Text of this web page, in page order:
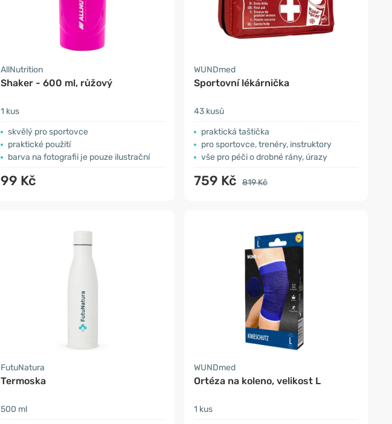
AllNutrition
Shaker - 600 ml, růžový
1 kus
skvělý pro sportovce
praktické použití
barva na fotografii je pouze ilustrační
99 Kč
WUNDmed
Sportovní lékárnička
43 kusů
praktická taštička
pro sportovce, trenéry, instruktory
vše pro péči o drobné rány, úrazy
759 Kč 819 Kč
FutuNatura
Termoska
500 ml
WUNDmed
Ortéza na koleno, velikost L
1 kus